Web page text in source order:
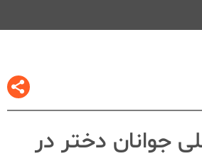
جوانان دختر در